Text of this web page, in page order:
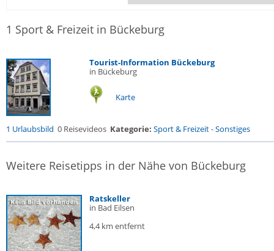
1 Sport & Freizeit in Bückeburg
Tourist-Information Bückeburg
in Bückeburg
Karte
1 Urlaubsbild 0 Reisevideos Kategorie: Sport & Freizeit-Sonstiges
Weitere Reisetipps in der Nähe von Bückeburg
Ratskeller
in Bad Eilsen
4,4 km entfernt